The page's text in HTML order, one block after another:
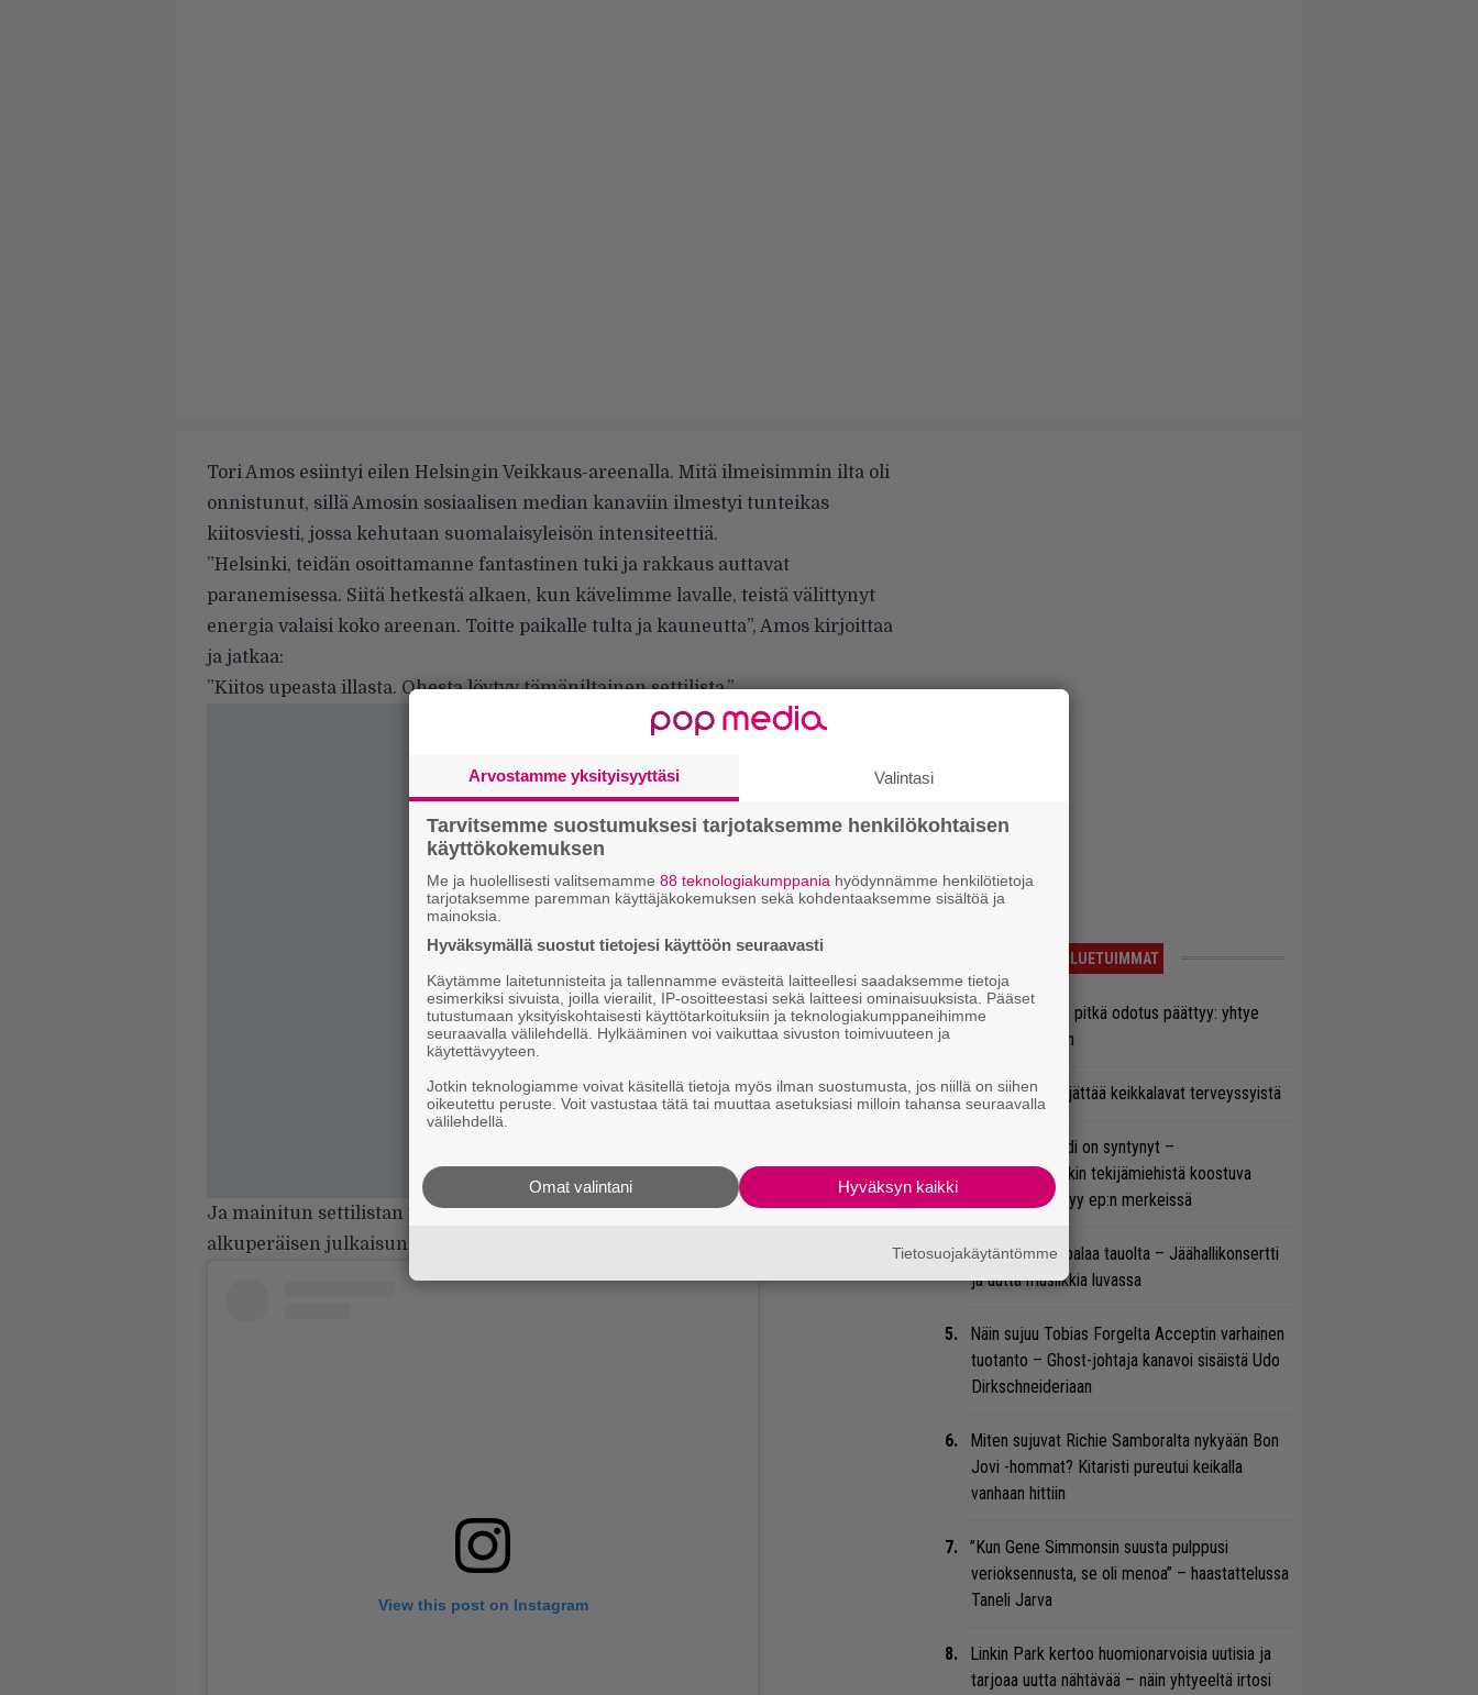
Tori Amos esiintyi eilen Helsingin Veikkaus-areenalla. Mitä ilmeisimmin ilta oli
onnistunut, sillä Amosin sosiaalisen median kanaviin ilmestyi tunteikas
kiitosviesti, jossa kehutaan suomalaisyleisön intensiteettiä.
”Helsinki, teidän osoittamanne fantastinen tuki ja rakkaus auttavat
paranemisessa. Siitä hetkestä alkaen, kun kävelimme lavalle, teistä välittynyt
energia valaisi koko areenan. Toitte paikalle tulta ja kauneutta”, Amos kirjoittaa
ja jatkaa:
”Kiitos upeasta illasta. Ohesta löytyy tämäniltainen settilista.”
Ja mainitun settilistan voi siis kurkistaa alapuolelta, samoin kuin koko
alkuperäisen julkaisun. Hienoa, että on suuria tunteita ollut ilmassa!
View this post on Instagram
LUETUIMMAT
Weezer-fanien pitkä odotus päättyy: yhtye
tulee Suomeen
Glenn Hughes jättää keikkalavat terveyssyistä
Uusi superbändi on syntynyt –
Vaihtoehtorockin tekijämiehistä koostuva
ryhmä esittäytyy ep:n merkeissä
Blind Channel palaa tauolta – Jäähallikonsertti
ja uutta musiikkia luvassa
Näin sujuu Tobias Forgelta Acceptin varhainen
tuotanto – Ghost-johtaja kanavoi sisäistä Udo
Dirkschneideriaan
Miten sujuvat Richie Samboralta nykyään Bon
Jovi -hommat? Kitaristi pureutui keikalla
vanhaan hittiin
”Kun Gene Simmonsin suusta pulppusi
verioksennusta, se oli menoa” – haastattelussa
Taneli Jarva
Linkin Park kertoo huomionarvoisia uutisia ja
tarjoaa uutta nähtävää – näin yhtyeeltä irtosi
Arvostamme yksityisyyttäsi Valintasi
Tarvitsemme suostumuksesi tarjotaksemme henkilökohtaisen
käyttökokemuksen
Me ja huolellisesti valitsemamme 88 teknologiakumppania hyödynnämme henkilötietoja
tarjotaksemme paremman käyttäjäkokemuksen sekä kohdentaaksemme sisältöä ja
mainoksia.
Hyväksymällä suostut tietojesi käyttöön seuraavasti
Käytämme laitetunnisteita ja tallennamme evästeitä laitteellesi saadaksemme tietoja
esimerkiksi sivuista, joilla vierailit, IP-osoitteestasi sekä laitteesi ominaisuuksista. Pääset
tutustumaan yksityiskohtaisesti käyttötarkoituksiin ja teknologiakumppaneihimme
seuraavalla välilehdellä. Hylkääminen voi vaikuttaa sivuston toimivuuteen ja
käytettävyyteen.
Jotkin teknologiamme voivat käsitellä tietoja myös ilman suostumusta, jos niillä on siihen
oikeutettu peruste. Voit vastustaa tätä tai muuttaa asetuksiasi milloin tahansa seuraavalla
välilehdellä.
Hyväksyn kaikki
Omat valintani
Tietosuojakäytäntömme